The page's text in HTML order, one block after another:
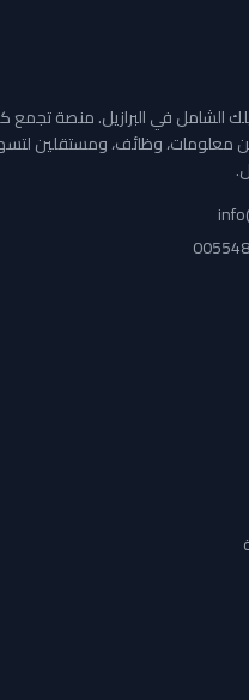
الشامل في البرازيل. منصة تجمع
معلومات، وظائف، ومستقلين